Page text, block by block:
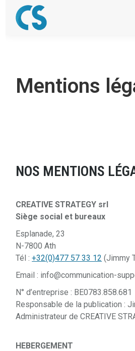
Mentions
NOS MENTIONS
CREATIVE STRATEGY srl
Siège social et bureaux
Esplanade, 23
N-7800 Ath
Tél :+32(0)477 57 33 12 (Jimmy
Email : info@communication-
N° d’entreprise : BE0783.858.681
Responsable de la publication :
Administrateur de CREATIVE
HEBERGEMENT